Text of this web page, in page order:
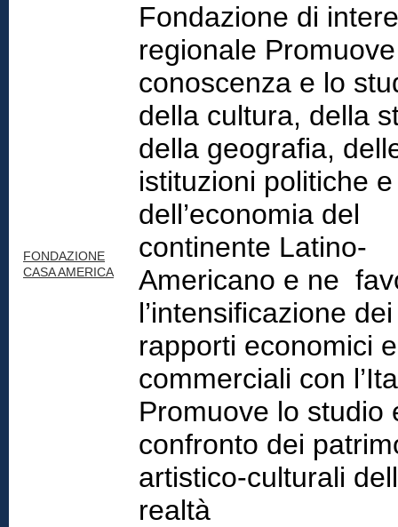
FONDAZIONE
CASA AMERICA
Fondazione di
regionale
conoscenza e lo
della cultura, della
della geografia,
istituzioni politiche e
dell’economia del
continente Latino-
Americano e ne
l’intensificazione dei
rapporti economici e
commerciali con
Promuove lo studio
confronto dei
artistico-culturali
realtà